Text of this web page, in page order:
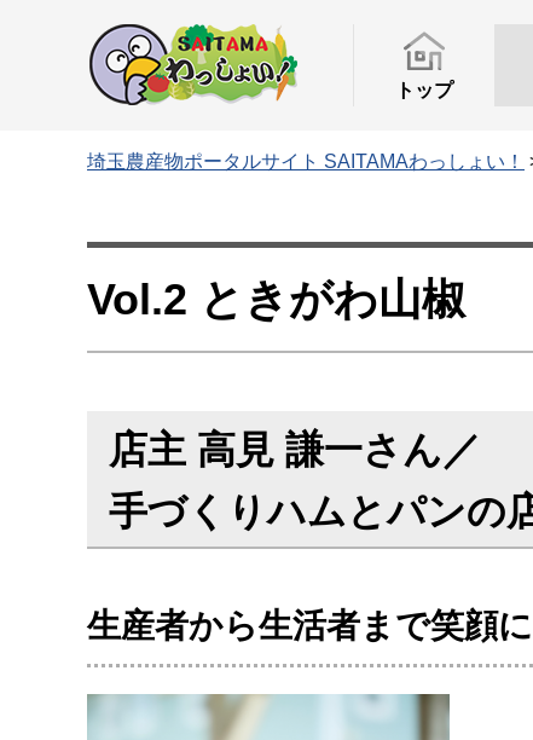
トップ
埼玉農産物ポータルサイト SAITAMAわっしょい！
Vol.2 ときがわ山椒
店主 高見 謙一さん／
手づくりハムとパンの
生産者から生活者まで笑顔に